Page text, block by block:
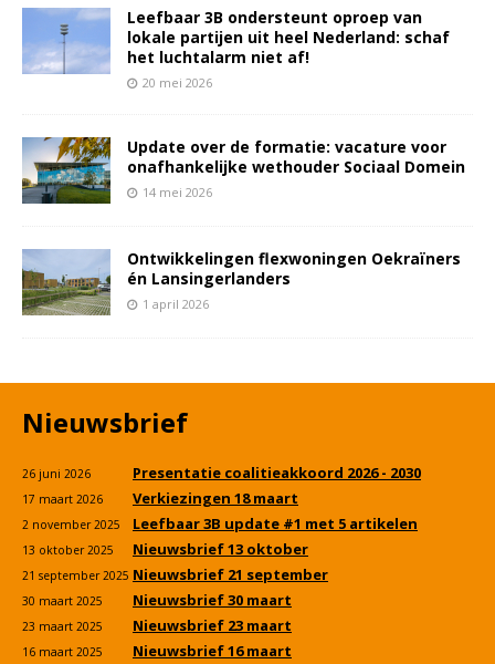
Leefbaar 3B ondersteunt oproep van
lokale partijen uit heel Nederland: schaf
het luchtalarm niet af!
20 mei 2026
Update over de formatie: vacature voor
onafhankelijke wethouder Sociaal Domein
14 mei 2026
Ontwikkelingen flexwoningen Oekraïners
én Lansingerlanders
1 april 2026
Nieuwsbrief
26 juni 2026 Presentatie coalitieakkoord 2026 - 2030
17 maart 2026 Verkiezingen 18 maart
2 november 2025 Leefbaar 3B update #1 met 5 artikelen
13 oktober 2025 Nieuwsbrief 13 oktober
21 september 2025 Nieuwsbrief 21 september
30 maart 2025 Nieuwsbrief 30 maart
23 maart 2025 Nieuwsbrief 23 maart
16 maart 2025 Nieuwsbrief 16 maart